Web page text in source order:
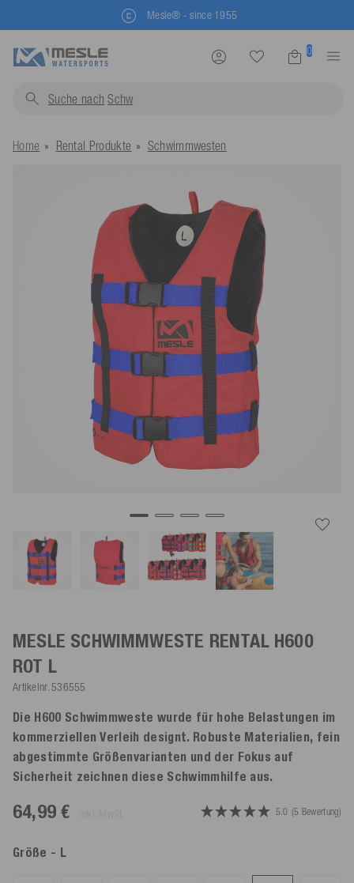
Mesle® - since 1955
0
Suche nach Schwimmweste
Home Rental Produkte Schwimmwesten
MESLE SCHWIMMWESTE RENTAL H600
ROT L
Artikelnr. 536555
Die H600 Schwimmweste wurde für hohe Belastungen im
kommerziellen Verleih designt. Robuste Materialien, fein
abgestimmte Größenvarianten und der Fokus auf
Sicherheit zeichnen diese Schwimmhilfe aus.
64,99 € 5.0 (5 Bewertung)
Größe - L